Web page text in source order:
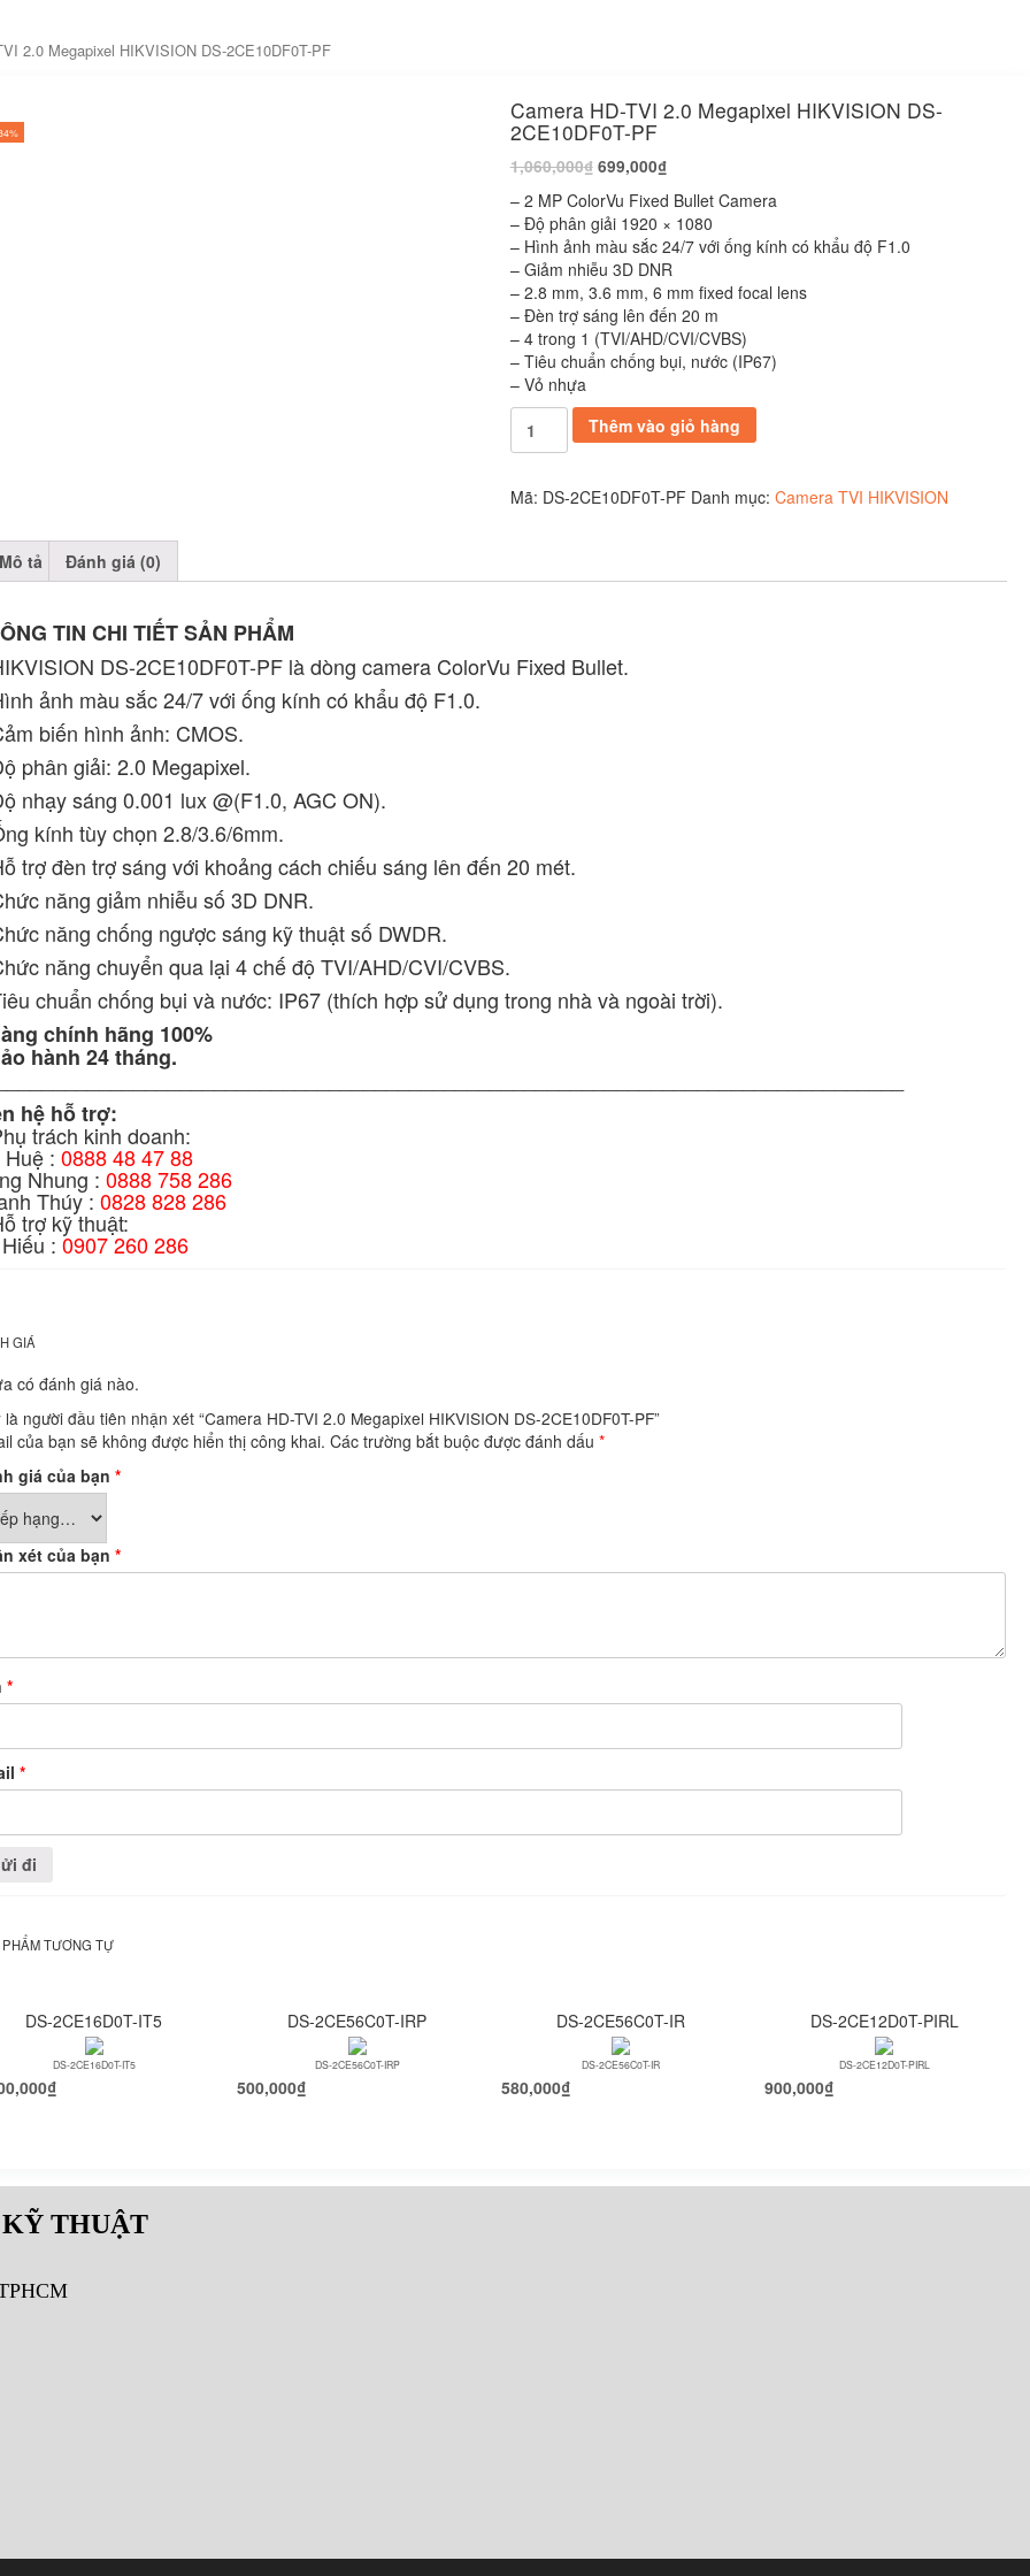
2.0 Megapixel HIKVISION DS-2CE10DF0T-PF
Camera HD-TVI 2.0 Megapixel HIKVISION DS-
2CE10DF0T-PF
1,060,000₫ 699,000₫
– 2 MP ColorVu Fixed Bullet Camera
– Độ phân giải 1920 × 1080
– Hình ảnh màu sắc 24/7 với ống kính có khẩu độ F1.0
– Giảm nhiễu 3D DNR
– 2.8 mm, 3.6 mm, 6 mm fixed focal lens
– Đèn trợ sáng lên đến 20 m
– 4 trong 1 (TVI/AHD/CVI/CVBS)
– Tiêu chuẩn chống bụi, nước (IP67)
– Vỏ nhựa
Camera
HD-
2.0
Megapixel
2CE10DF0T-
Thêm vào giỏ hàng
Mã: DS-2CE10DF0T-PF Danh mục: Camera TVI HIKVISION
Mô tả Đánh giá (0)
TIN CHI TIẾT SẢN PHẨM
DS-2CE10DF0T-PF là dòng camera ColorVu Fixed Bullet.
ảnh màu sắc 24/7 với ống kính có khẩu độ F1.0.
biến hình ảnh: CMOS.
phân giải: 2.0 Megapixel.
nhạy sáng 0.001 lux @(F1.0, AGC ON).
kính tùy chọn 2.8/3.6/6mm.
trợ đèn trợ sáng với khoảng cách chiếu sáng lên đến 20 mét.
năng giảm nhiễu số 3D DNR.
năng chống ngược sáng kỹ thuật số DWDR.
năng chuyển qua lại 4 chế độ TVI/AHD/CVI/CVBS.
chuẩn chống bụi và nước: IP67 (thích hợp sử dụng trong nhà và ngoài trời).
chính hãng 100%
hành 24 tháng.
hệ hỗ trợ:
trách kinh doanh:
Huệ :0888 48 47 88
Nhung :0888 758 286
Thúy : 0828 828 286
trợ kỹ thuật:
:0907 260 286
GIÁ
có đánh giá nào.
là người đầu tiên nhận xét “Camera HD-TVI 2.0 Megapixel HIKVISION DS-2CE10DF0T-PF”
của bạn sẽ không được hiển thị công khai. Các trường bắt buộc được đánh dấu*
giá của bạn*
xét của bạn*
*
*
TƯƠNG TỰ
DS-2CE16D0T-IT5
DS-2CE16D0T-IT5
₫
DS-2CE56C0T-IRP
DS-2CE56C0T-IRP
500,000₫
DS-2CE56C0T-IR
DS-2CE56C0T-IR
580,000₫
DS-2CE12D0T-PIRL
DS-2CE12D0T-PIRL
900,000₫
KỸ THUẬT